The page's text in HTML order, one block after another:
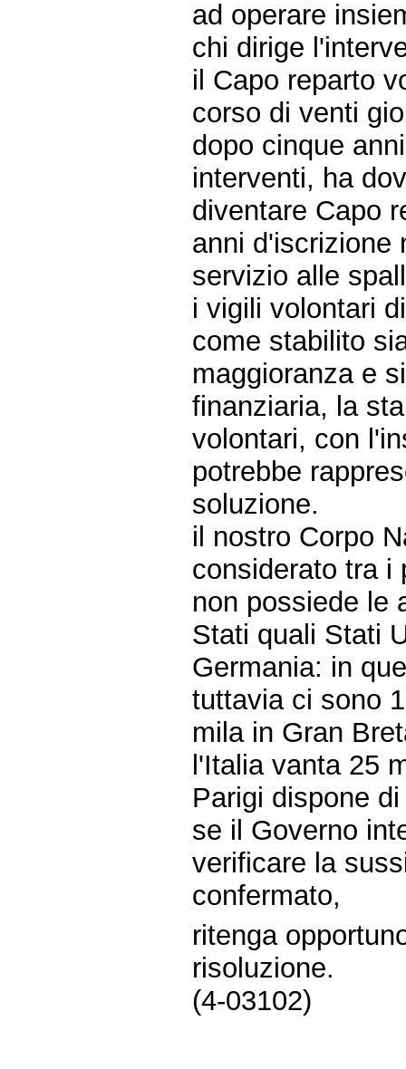
ad operare
chi dirige
il Capo reparto
corso di venti
dopo cinque
interventi, ha
diventare Capo
anni d'iscrizione
servizio alle
i vigili volontari
come stabilito
maggioranza e
finanziaria, la
volontari, con
potrebbe
soluzione.
il nostro Corpo
considerato tra i
non possiede le
Stati quali Stati
Germania: in
tuttavia ci sono
mila in Gran
l'Italia vanta 25
Parigi dispone
se il Governo
verificare la
confermato,
ritenga
risoluzione.
(4-03102)